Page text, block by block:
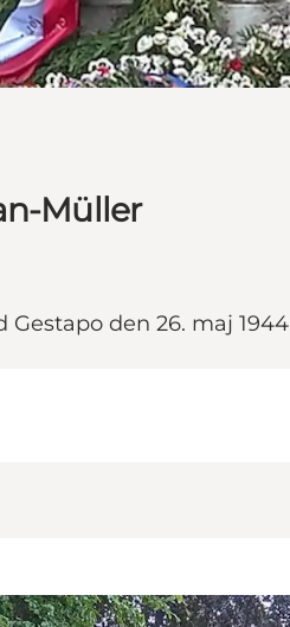
Müller
den 26. maj 1944